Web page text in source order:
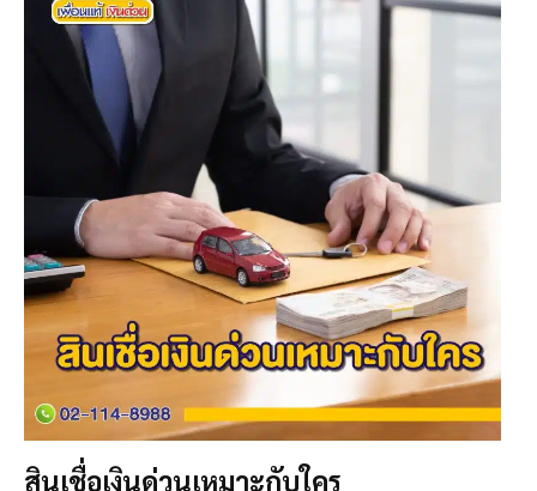
สินเชื่อเงินด่วนเหมาะกับใคร